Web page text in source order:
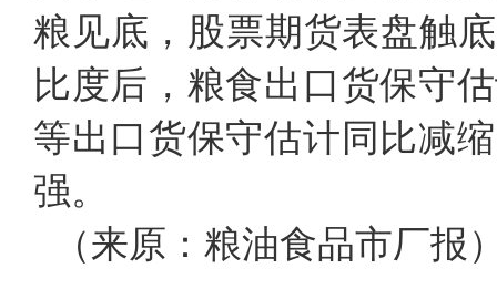
粮见底，股票期货表盘触
比度后，粮食出口货保守
等出口货保守估计同比减
强。
（来原：粮油食品市厂报